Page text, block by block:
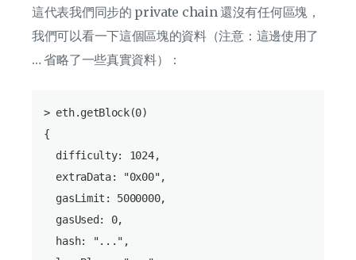
這代表我們同步的 private chain 還沒有任何區塊，
我們可以看一下這個區塊的資料（注意：這邊使用了
… 省略了一些真實資料）：
> eth.getBlock(0)
{
  difficulty: 1024,
  extraData: "0x00",
  gasLimit: 5000000,
  gasUsed: 0,
  hash: "...",